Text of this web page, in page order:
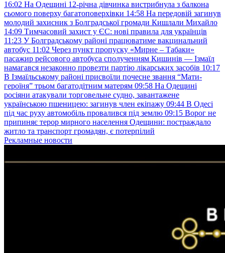
16:02 На Одещині 12-річна дівчинка вистрибнула з балкона
сьомого поверху багатоповерхівки 14:58 На передовій загинув
молодий захисник з Болградської громади Кишлали Михайло
14:09 Тимчасовий захист у ЄС: нові правила для українців
11:23 У Болградському районі працюватиме вакцинальний
автобус 11:02 Через пункт пропуску «Мирне – Табаки»
пасажир рейсового автобуса сполученням Кишинів — Ізмаїл
намагався незаконно провезти партію лікарських засобів 10:17
В Ізмаїльському районі присвоїли почесне звання “Мати-
героїня” трьом багатодітним матерям 09:58 На Одещині
росіяни атакували торговельне судно, завантажене
українською пшеницею: загинув член екіпажу 09:44 В Одесі
під час руху автомобіль провалився під землю 09:15 Ворог не
припиняє терор мирного населення Одещини: постраждало
житло та транспорт громадян, є потерпілий
Рекламные новости